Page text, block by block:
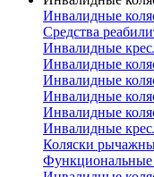
Инвалидные
Средства
Инвалидные
Инвалидные
Инвалидные
Инвалидные
Инвалидные
Инвалидные
Коляски
Функциональные